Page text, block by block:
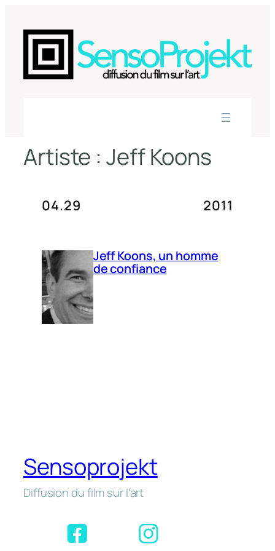
contenu
Artiste : Jeff Koons
04.29 2011
Jeff Koons, un homme
de confiance
Sensoprojekt
Diffusion du film sur l'art